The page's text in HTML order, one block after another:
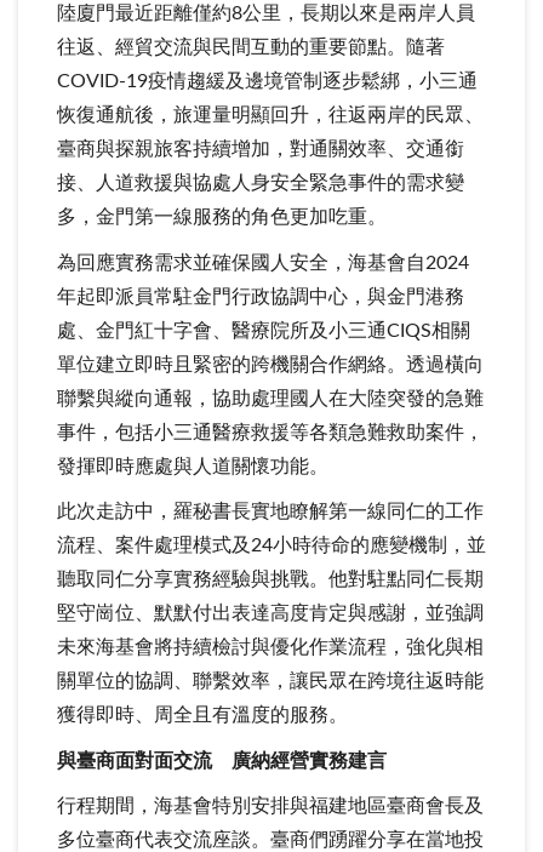
陸廈門最近距離僅約8公里，長期以來是兩岸人員
往返、經貿交流與民間互動的重要節點。隨著
COVID-19疫情趨緩及邊境管制逐步鬆綁，小三通
恢復通航後，旅運量明顯回升，往返兩岸的民眾、
臺商與探親旅客持續增加，對通關效率、交通銜
接、人道救援與協處人身安全緊急事件的需求變
多，金門第一線服務的角色更加吃重。
為回應實務需求並確保國人安全，海基會自2024
年起即派員常駐金門行政協調中心，與金門港務
處、金門紅十字會、醫療院所及小三通CIQS相關
單位建立即時且緊密的跨機關合作網絡。透過橫向
聯繫與縱向通報，協助處理國人在大陸突發的急難
事件，包括小三通醫療救援等各類急難救助案件，
發揮即時應處與人道關懷功能。
此次走訪中，羅秘書長實地瞭解第一線同仁的工作
流程、案件處理模式及24小時待命的應變機制，並
聽取同仁分享實務經驗與挑戰。他對駐點同仁長期
堅守崗位、默默付出表達高度肯定與感謝，並強調
未來海基會將持續檢討與優化作業流程，強化與相
關單位的協調、聯繫效率，讓民眾在跨境往返時能
獲得即時、周全且有溫度的服務。
與臺商面對面交流 廣納經營實務建言
行程期間，海基會特別安排與福建地區臺商會長及
多位臺商代表交流座談。臺商們踴躍分享在當地投